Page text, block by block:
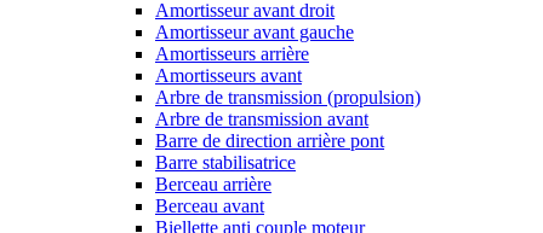
Amortisseur avant droit
Amortisseur avant gauche
Amortisseurs arrière
Amortisseurs avant
Arbre de transmission (propulsion)
Arbre de transmission avant
Barre de direction arrière pont
Barre stabilisatrice
Berceau arrière
Berceau avant
Biellette anti couple moteur